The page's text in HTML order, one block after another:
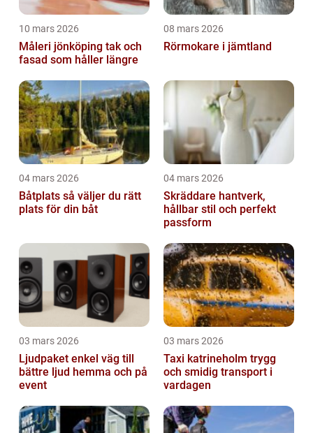
10 mars 2026
Måleri jönköping tak och
fasad som håller längre
08 mars 2026
Rörmokare i jämtland
04 mars 2026
Båtplats så väljer du rätt
plats för din båt
04 mars 2026
Skräddare hantverk,
hållbar stil och perfekt
passform
03 mars 2026
Ljudpaket enkel väg till
bättre ljud hemma och på
event
03 mars 2026
Taxi katrineholm trygg
och smidig transport i
vardagen